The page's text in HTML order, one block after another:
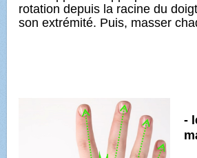
rotation depuis la racine du
son extrémité. Puis, masser
-